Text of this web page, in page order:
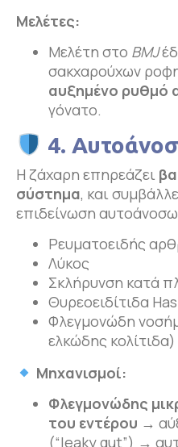
Μελέτες:
Μελέτη στο BMJ
σακχαρούχων
αυξημένο ρυθμό
γόνατο.
4.
Η ζάχαρη επηρεάζει
σύστημα, και
επιδείνωση
Ρευματοειδής
Λύκος
Σκλήρυνση κατά
Θυρεοειδίτιδα
Φλεγμονώδη
ελκώδης κολίτιδα)
Μηχανισμοί:
Φλεγμονώδης
του εντέρου →
(“leaky gut”) →